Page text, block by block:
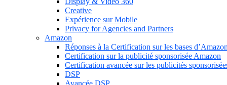
Creative
Expérience sur Mobile
Privacy for Agencies and Partners
Amazon
Réponses à la Certification sur les bases
Certification sur la publicité sponsorisée Amazon
Certification avancée sur les publicités
DSP
Avancée DSP